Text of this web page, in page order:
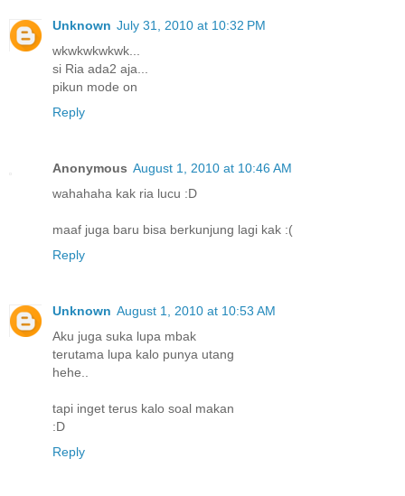
Unknown July 31, 2010 at 10:32 PM
wkwkwkwkwk...
si Ria ada2 aja...
pikun mode on
Reply
Anonymous August 1, 2010 at 10:46 AM
wahahaha kak ria lucu :D
maaf juga baru bisa berkunjung lagi kak :(
Reply
Unknown August 1, 2010 at 10:53 AM
Aku juga suka lupa mbak
terutama lupa kalo punya utang
hehe..
tapi inget terus kalo soal makan
:D
Reply